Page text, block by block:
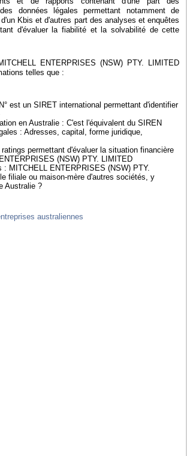
données légales permettant notamment de
Kbis et d'autres part des analyses et enquêtes
d'évaluer la fiabilité et la solvabilité de cette
ENTERPRISES (NSW) PTY. LIMITED
telles que :
est un SIRET international permettant d'identifier
en Australie : C'est l'équivalent du SIREN
: Adresses, capital, forme juridique,
permettant d'évaluer la situation financière
(NSW) PTY. LIMITED
: MITCHELL ENTERPRISES (NSW) PTY.
filiale ou maison-mère d'autres sociétés, y
Australie ?
australiennes